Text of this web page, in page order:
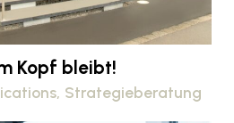
Kopf bleibt!
Strategieberatung